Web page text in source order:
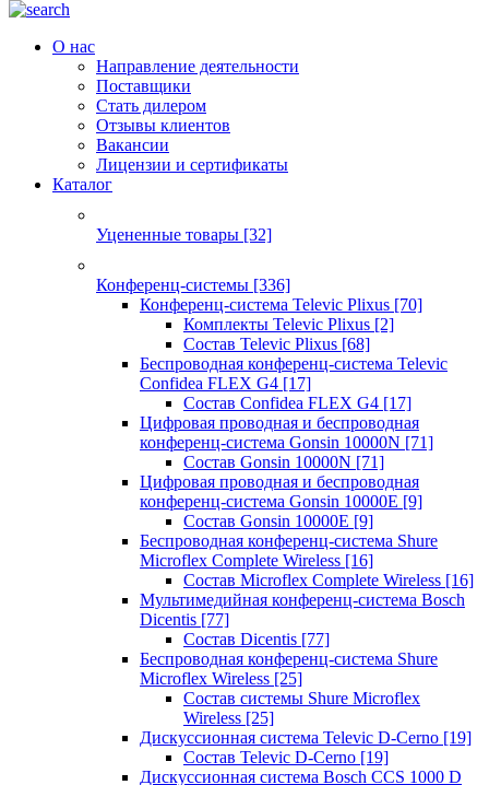
О нас
Направление деятельности
Поставщики
Стать дилером
Отзывы клиентов
Вакансии
Лицензии и сертификаты
Каталог
Уцененные товары [32]
Конференц-системы [336]
Конференц-система Televic Plixus [70]
Комплекты Televic Plixus [2]
Состав Televic Plixus [68]
Беспроводная конференц-система Televic
Confidea FLEX G4 [17]
Состав Confidea FLEX G4 [17]
Цифровая проводная и беспроводная
конференц-система Gonsin 10000N [71]
Состав Gonsin 10000N [71]
Цифровая проводная и беспроводная
конференц-система Gonsin 10000E [9]
Состав Gonsin 10000E [9]
Беспроводная конференц-система Shure
Microflex Complete Wireless [16]
Состав Microflex Complete Wireless [16]
Мультимедийная конференц-система Bosch
Dicentis [77]
Состав Dicentis [77]
Беспроводная конференц-система Shure
Microflex Wireless [25]
Состав системы Shure Microflex
Wireless [25]
Дискуссионная система Televic D-Cerno [19]
Состав Televic D-Cerno [19]
Дискуссионная система Bosch CCS 1000 D